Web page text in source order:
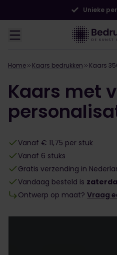
Unieke
Home Kaars bedrukken Kaars
Kaars met
Vanaf € 11,75 per stuk
Vanaf 6 stuks
Gratis verzending in
Vandaag besteld is
Ontwerp op maat? Vraag